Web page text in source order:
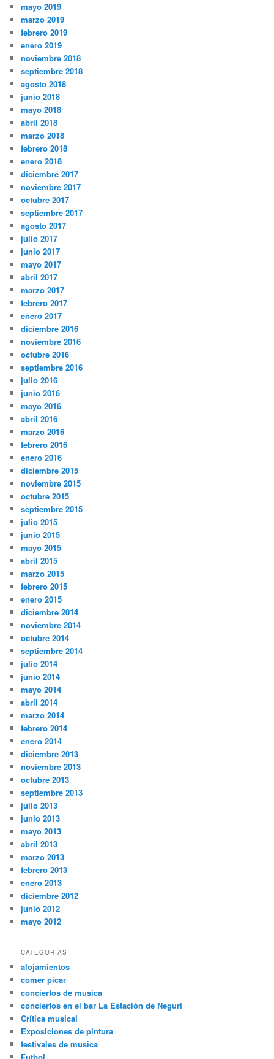
mayo 2019
marzo 2019
febrero 2019
enero 2019
noviembre 2018
septiembre 2018
agosto 2018
junio 2018
mayo 2018
abril 2018
marzo 2018
febrero 2018
enero 2018
diciembre 2017
noviembre 2017
octubre 2017
septiembre 2017
agosto 2017
julio 2017
junio 2017
mayo 2017
abril 2017
marzo 2017
febrero 2017
enero 2017
diciembre 2016
noviembre 2016
octubre 2016
septiembre 2016
julio 2016
junio 2016
mayo 2016
abril 2016
marzo 2016
febrero 2016
enero 2016
diciembre 2015
noviembre 2015
octubre 2015
septiembre 2015
julio 2015
junio 2015
mayo 2015
abril 2015
marzo 2015
febrero 2015
enero 2015
diciembre 2014
noviembre 2014
octubre 2014
septiembre 2014
julio 2014
junio 2014
mayo 2014
abril 2014
marzo 2014
febrero 2014
enero 2014
diciembre 2013
noviembre 2013
octubre 2013
septiembre 2013
julio 2013
junio 2013
mayo 2013
abril 2013
marzo 2013
febrero 2013
enero 2013
diciembre 2012
junio 2012
mayo 2012
CATEGORÍAS
alojamientos
comer picar
conciertos de musica
conciertos en el bar La Estación de Neguri
Crítica musical
Exposiciones de pintura
festivales de musica
Futbol